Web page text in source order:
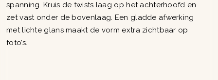
spanning. Kruis de twists laag op het achterhoofd en
zet vast onder de bovenlaag. Een gladde afwerking
met lichte glans maakt de vorm extra zichtbaar op
foto’s.